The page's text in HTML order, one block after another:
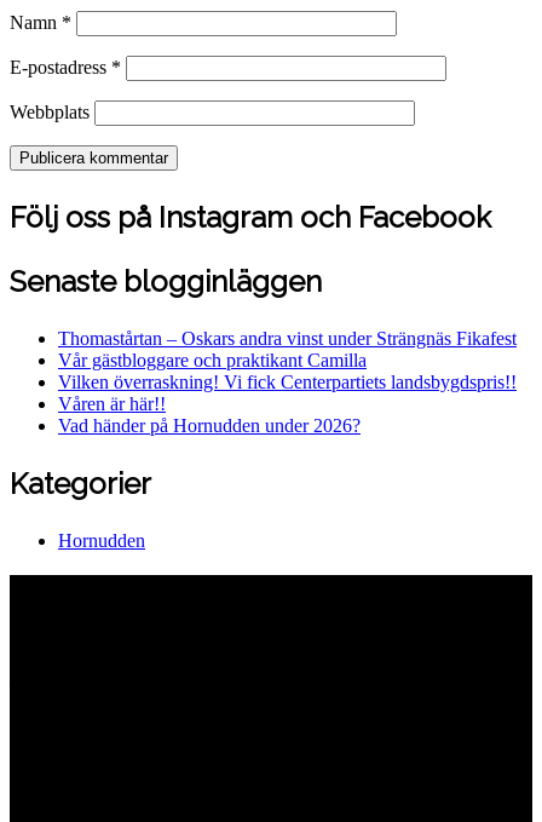
Namn *
E-postadress *
Webbplats
Följ oss på Instagram och Facebook
Senaste blogginläggen
Thomastårtan – Oskars andra vinst under Strängnäs Fikafest
Vår gästbloggare och praktikant Camilla
Vilken överraskning! Vi fick Centerpartiets landsbygdspris!!
Våren är här!!
Vad händer på Hornudden under 2026?
Kategorier
Hornudden